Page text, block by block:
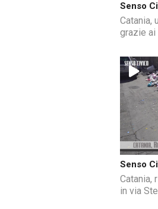
Senso
Catania,
grazie ai
Senso
Catania,
in via